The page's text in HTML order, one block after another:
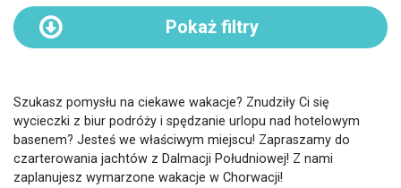
Pokaż filtry
Szukasz pomysłu na ciekawe wakacje? Znudziły Ci się
wycieczki z biur podróży i spędzanie urlopu nad hotelowym
basenem? Jesteś we właściwym miejscu! Zapraszamy do
czarterowania jachtów z Dalmacji Południowej! Z nami
zaplanujesz wymarzone wakacje w Chorwacji!